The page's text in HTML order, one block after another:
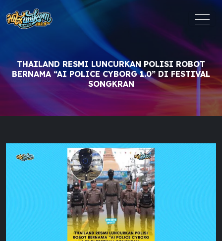
THAILAND RESMI LUNCURKAN POLISI ROBOT
BERNAMA “AI POLICE CYBORG 1.0” DI FESTIVAL
SONGKRAN